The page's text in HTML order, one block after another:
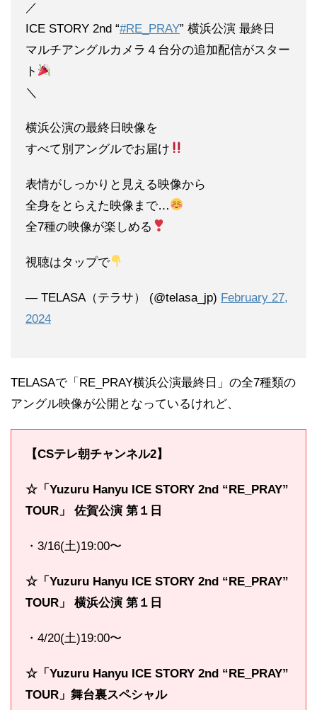
／
ICE STORY 2nd “#RE_PRAY” 横浜公演 最終日
マルチアングルカメラ４台分の追加配信がスター
ト
＼
横浜公演の最終日映像を
すべて別アングルでお届け
表情がしっかりと見える映像から
全身をとらえた映像まで…
全7種の映像が楽しめる
視聴はタップで
— TELASA（テラサ） (@telasa_jp) February 27,
2024
TELASAで「RE_PRAY横浜公演最終日」の全7種類の
アングル映像が公開となっているけれど、
【CSテレ朝チャンネル2】
☆「 Yuzuru Hanyu ICE STORY 2nd “RE_PRAY”
TOUR」 佐賀公演 第１日
・3/16(土)19:00〜
☆「 Yuzuru Hanyu ICE STORY 2nd “RE_PRAY”
TOUR」 横浜公演 第１日
・4/20(土)19:00〜
☆「 Yuzuru Hanyu ICE STORY 2nd “RE_PRAY”
TOUR」舞台裏スペシャル